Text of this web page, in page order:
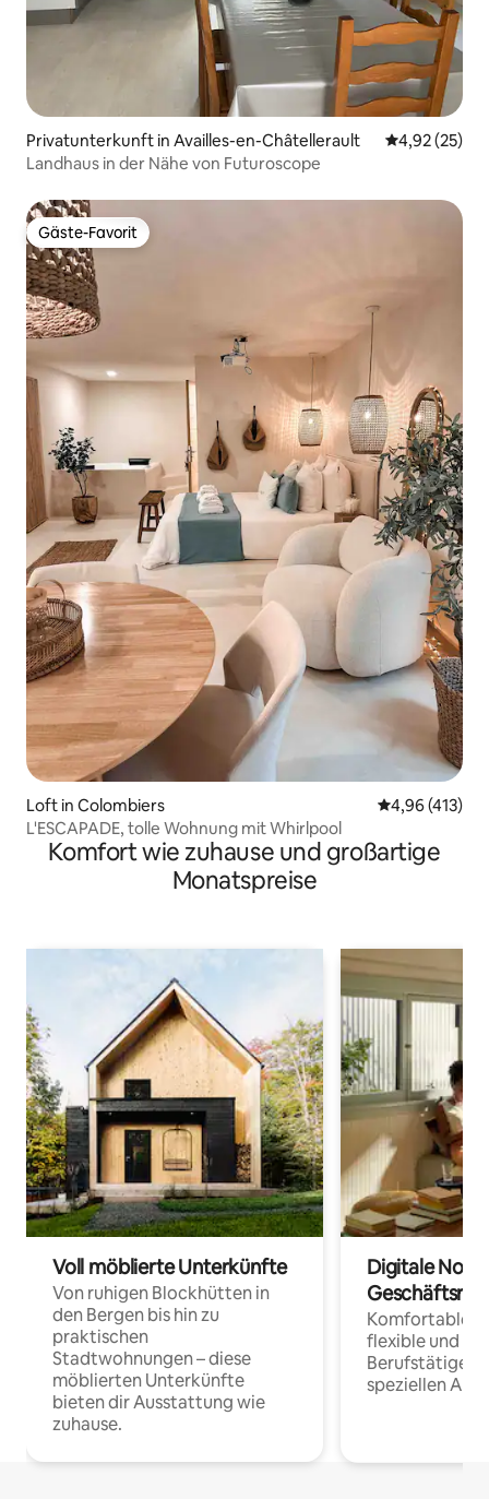
Privatunterkunft in Availles-en-Châtellerault
4,92 (25)
Landhaus in der Nähe von Futuroscope
Gäste-Favorit
Gäste-Favorit
Loft in Colombiers
4,96 (413)
L'ESCAPADE, tolle Wohnung mit Whirlpool
Komfort wie zuhause und großartige
Monatspreise
Voll möblierte Unterkünfte
Von ruhigen Blockhütten in
den Bergen bis hin zu
praktischen
Stadtwohnungen – diese
möblierten Unterkünfte
bieten dir Ausstattung wie
zuhause.
Digitale
Komfortable
flexible und
Berufstätige
speziellen